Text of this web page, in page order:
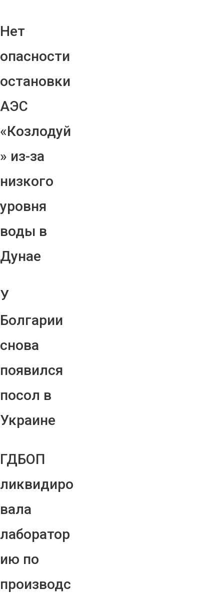
Нет
опасности
остановки
АЭС
«Козлодуй
» из-за
низкого
уровня
воды в
Дунае
У
Болгарии
снова
появился
посол в
Украине
ГДБОП
ликвидиро
вала
лаборатор
ию по
производс